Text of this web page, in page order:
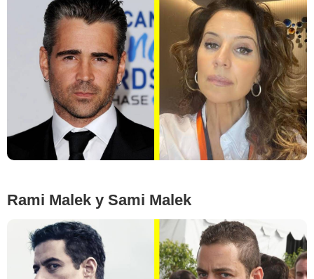
Rami Malek y Sami Malek
Google Images